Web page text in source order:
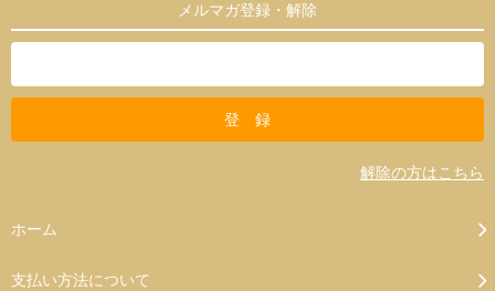
メルマガ登録・解除
解除の方はこちら
ホーム
支払い方法について